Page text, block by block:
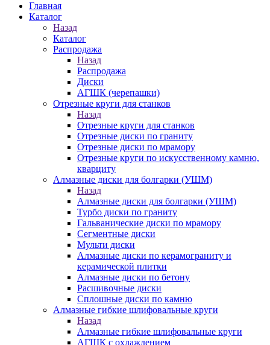
Главная
Каталог
Назад
Каталог
Распродажа
Назад
Распродажа
Диски
АГШК (черепашки)
Отрезные круги для станков
Назад
Отрезные круги для станков
Отрезные диски по граниту
Отрезные диски по мрамору
Отрезные круги по искусственному камню,
кварциту
Алмазные диски для болгарки (УШМ)
Назад
Алмазные диски для болгарки (УШМ)
Турбо диски по граниту
Гальванические диски по мрамору
Сегментные диски
Мульти диски
Алмазные диски по керамограниту и
керамической плитки
Алмазные диски по бетону
Расшивочные диски
Сплошные диски по камню
Алмазные гибкие шлифовальные круги
Назад
Алмазные гибкие шлифовальные круги
АГШК с охлаждением